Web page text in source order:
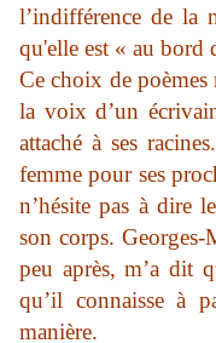
l’indifférence de la
qu'elle est « au bord
Ce choix de poèmes
la voix d’un
attaché à ses
femme pour ses
n’hésite pas à dire
son corps.
peu après, m’a dit
qu’il connaisse à
manière.